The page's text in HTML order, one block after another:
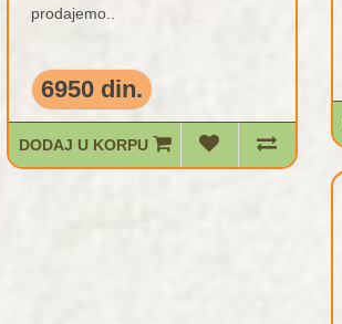
prodajemo..
6950 din.
DODAJ U KORPU